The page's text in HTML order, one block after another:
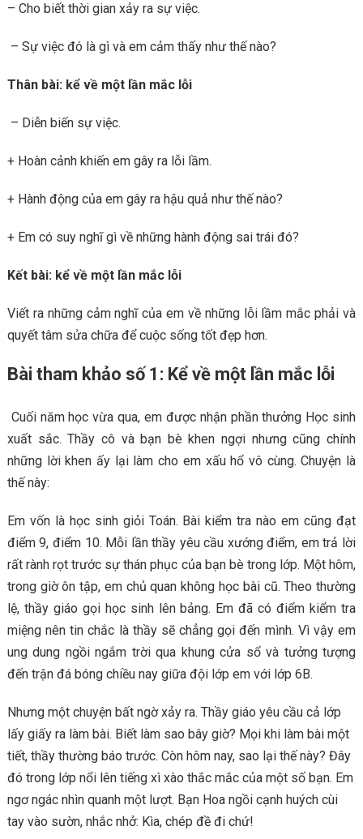
– Cho biết thời gian xảy ra sự việc.
– Sự việc đó là gì và em cảm thấy như thế nào?
Thân bài: kể về một lần mắc lỗi
– Diễn biến sự việc.
+ Hoàn cảnh khiến em gây ra lỗi lầm.
+ Hành động của em gây ra hậu quả như thế nào?
+ Em có suy nghĩ gì về những hành động sai trái đó?
Kết bài: kể về một lần mắc lỗi
Viết ra những cảm nghĩ của em về những lỗi lầm mắc phải và
quyết tâm sửa chữa để cuộc sống tốt đẹp hơn.
Bài tham khảo số 1: Kể về một lần mắc lỗi
Cuối năm học vừa qua, em được nhận phần thưởng Học sinh
xuất sắc. Thầy cô và bạn bè khen ngợi nhưng cũng chính
những lời khen ấy lại làm cho em xấu hổ vô cùng. Chuyện là
thế này:
Em vốn là học sinh giỏi Toán. Bài kiểm tra nào em cũng đạt
điểm 9, điểm 10. Mỗi lần thầy yêu cầu xướng điểm, em trả lời
rất rành rọt trước sự thán phục của bạn bè trong lớp. Một hôm,
trong giờ ôn tập, em chủ quan không học bài cũ. Theo thường
lệ, thầy giáo gọi học sinh lên bảng. Em đã có điểm kiểm tra
miệng nên tin chắc là thầy sẽ chẳng gọi đến mình. Vì vậy em
ung dung ngồi ngắm trời qua khung cửa sổ và tưởng tượng
đến trận đá bóng chiều nay giữa đội lớp em với lớp 6B.
Nhưng một chuyện bất ngờ xảy ra. Thầy giáo yêu cầu cả lớp
lấy giấy ra làm bài. Biết làm sao bây giờ? Mọi khi làm bài một
tiết, thầy thường báo trước. Còn hôm nay, sao lại thế này? Đây
đó trong lớp nổi lên tiếng xì xào thắc mắc của một số bạn. Em
ngơ ngác nhìn quanh một lượt. Bạn Hoa ngồi cạnh huých cùi
tay vào sườn, nhắc nhở: Kìa, chép đề đi chứ!